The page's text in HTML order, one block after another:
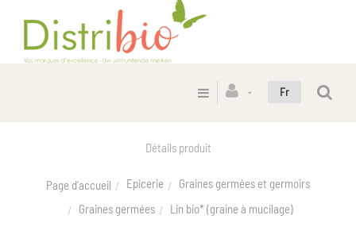
Fr
Détails produit
Page d'accueil Epicerie
Graines germées et germoirs
Graines germées
Lin bio* (graine à mucilage)